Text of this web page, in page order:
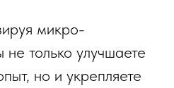
микро-
только улучшаете
но и укрепляете